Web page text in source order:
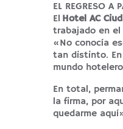
EL REGRESO A
El Hotel AC
trabajado en
«No conocía
tan distinto.
mundo
En total,
la firma, por
quedarme